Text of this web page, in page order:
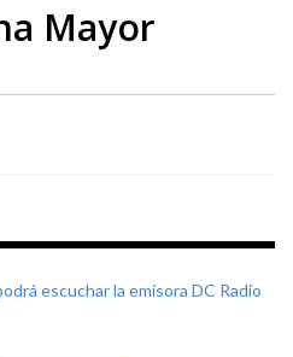
Mayor